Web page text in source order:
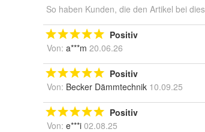
So haben Kunden, die den Artikel bei
Positiv
Von: a***m 20.06.26
Positiv
Von: Becker Dämmtechnik 10.09.25
Positiv
Von: e***i 02.08.25